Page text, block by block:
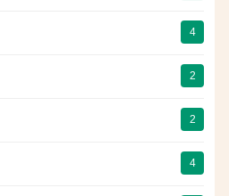
4
2
2
4